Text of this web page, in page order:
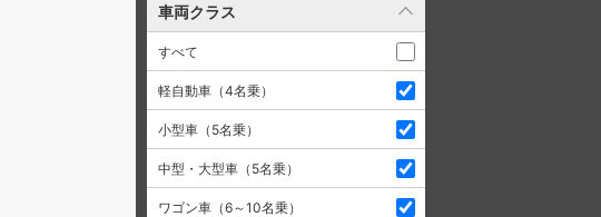
車両クラス
すべて
軽自動車（4名乗）
小型車（5名乗）
中型・大型車（5名乗）
ワゴン車（6～10名乗）